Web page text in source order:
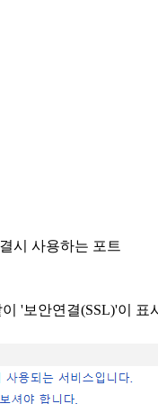
시 사용하는 포트
'보안연결(SSL)'이 표